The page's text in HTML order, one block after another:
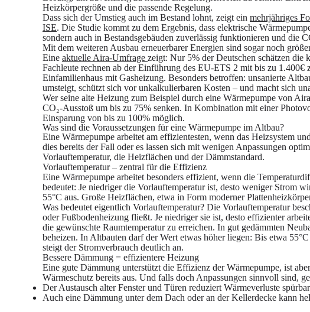
Heizkörpergröße und die passende Regelung.
Dass sich der Umstieg auch im Bestand lohnt, zeigt ein mehrjähriges
ISE. Die Studie kommt zu dem Ergebnis, dass elektrische
sondern auch in Bestandsgebäuden zuverlässig funktionieren und die
Mit dem weiteren Ausbau erneuerbarer Energien sind sogar noch
Eine aktuelle Aira-Umfrage zeigt: Nur 5% der Deutschen schätzen die
Fachleute rechnen ab der Einführung des EU-ETS 2 mit bis zu
Einfamilienhaus mit Gasheizung. Besonders betroffen: unsanierte
umsteigt, schützt sich vor unkalkulierbaren Kosten – und macht sich
Wer seine alte Heizung zum Beispiel durch eine Wärmepumpe von
CO₂-Ausstoß um bis zu 75% senken. In Kombination mit einer
Einsparung von bis zu 100% möglich.
Was sind die Voraussetzungen für eine Wärmepumpe im Altbau?
Eine Wärmepumpe arbeitet am effizientesten, wenn das Heizsystem
dies bereits der Fall oder es lassen sich mit wenigen Anpassungen
Vorlauftemperatur, die Heizflächen und der Dämmstandard.
Vorlauftemperatur – zentral für die Effizienz
Eine Wärmepumpe arbeitet besonders effizient, wenn die
bedeutet: Je niedriger die Vorlauftemperatur ist, desto weniger Strom
55°C aus. Große Heizflächen, etwa in Form moderner
Was bedeutet eigentlich Vorlauftemperatur? Die Vorlauftemperatur
oder Fußbodenheizung fließt. Je niedriger sie ist, desto effizienter
die gewünschte Raumtemperatur zu erreichen. In gut gedämmten
beheizen. In Altbauten darf der Wert etwas höher liegen: Bis etwa
steigt der Stromverbrauch deutlich an.
Bessere Dämmung = effizientere Heizung
Eine gute Dämmung unterstützt die Effizienz der Wärmepumpe, ist
Wärmeschutz bereits aus. Und falls doch Anpassungen sinnvoll sind,
Der Austausch alter Fenster und Türen reduziert Wärmeverluste
Auch eine Dämmung unter dem Dach oder an der Kellerdecke kann